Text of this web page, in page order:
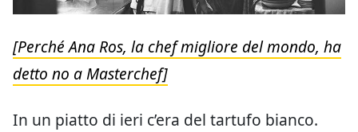
[Perché Ana Ros, la chef migliore del mondo, ha
detto no a Masterchef]
In un piatto di ieri c’era del tartufo bianco.